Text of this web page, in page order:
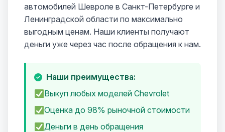
автомобилей Шевроле в Санкт-Петербурге и
Ленинградской области по максимально
выгодным ценам. Наши клиенты получают
деньги уже через час после обращения к нам.
Наши преимущества:
Выкуп любых моделей Chevrolet
Оценка до 98% рыночной стоимости
Деньги в день обращения